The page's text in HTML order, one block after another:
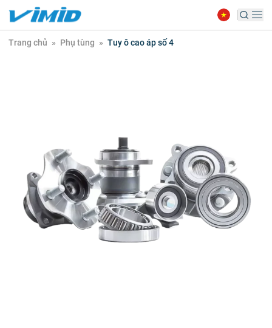
Trang chủ » Phụ tùng » Tuy ô cao áp số 4